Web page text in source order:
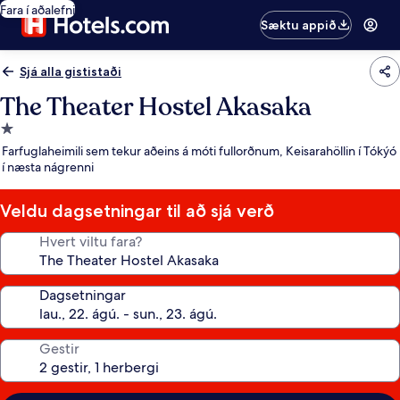
Fara í aðalefni
Sæktu appið
Sjá alla gististaði
The Theater Hostel Akasaka
1.0
stjörnu
gististaður
Farfuglaheimili sem tekur aðeins á móti fullorðnum, Keisarahöllin í Tókýó
í næsta nágrenni
Veldu dagsetningar til að sjá verð
Hvert viltu fara?
Dagsetningar
Gestir